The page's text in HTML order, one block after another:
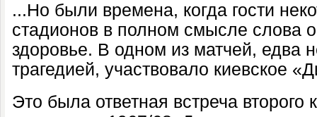
...Но были времена, когда гости
стадионов в полном смысле слова
здоровье. В одном из матчей, едва
трагедией, участвовало киевское
Это была ответная встреча второго